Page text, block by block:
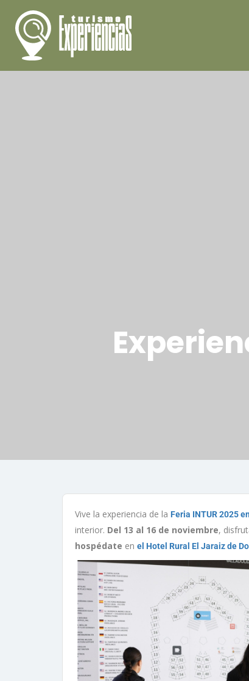
Vive la experiencia de la Feria INTUR 2025
interior. Del 13 al 16 de noviembre,
hospédate en el Hotel Rural El Jaraiz de